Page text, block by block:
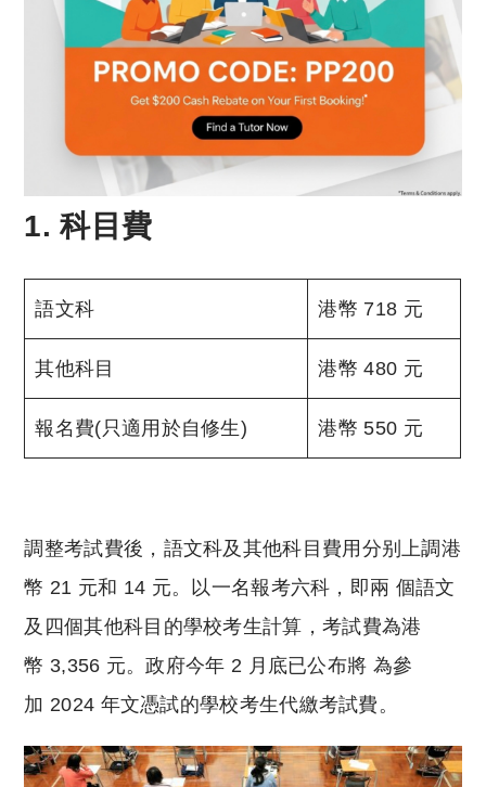
1. 科目費
語文科 港幣 718 元
其他科目 港幣 480 元
報名費(只適用於自修生) 港幣 550 元
調整考試費後，語文科及其他科目費用分别上調港
幣 21 元和 14 元。以一名報考六科，即兩 個語文
及四個其他科目的學校考生計算，考試費為港
幣 3,356 元。政府今年 2 月底已公布將 為參
加 2024 年文憑試的學校考生代繳考試費。